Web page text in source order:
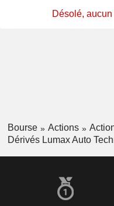
Désolé,
Bourse Actions
Dérivés Lumax Auto